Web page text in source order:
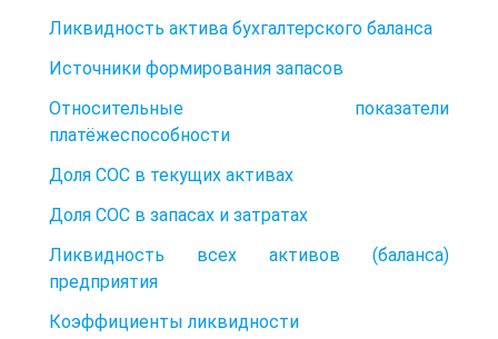
Ликвидность актива бухгалтерского баланса
Источники формирования запасов
Относительные показатели
платёжеспособности
Доля СОС в текущих активах
Доля СОС в запасах и затратах
Ликвидность всех активов (баланса)
предприятия
Коэффициенты ликвидности